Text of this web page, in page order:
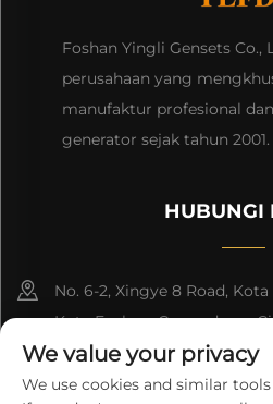
Foshan Yingli Gensets Co.,
perusahaan yang
manufaktur profesional
generator sejak tahun 2001.
HUBUNGI
No. 6-2, Xingye 8 Road,
Kota Foshan, Guangdong,
8618676517177
We value your privacy
We use cookies and similar